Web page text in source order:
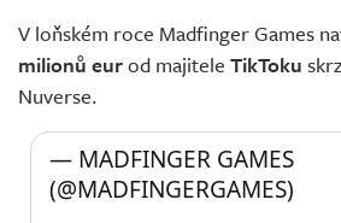
V loňském roce Madfinger Games
milionů eurod majitele TikToku
Nuverse.
— MADFINGER GAMES
(@MADFINGERGAMES)